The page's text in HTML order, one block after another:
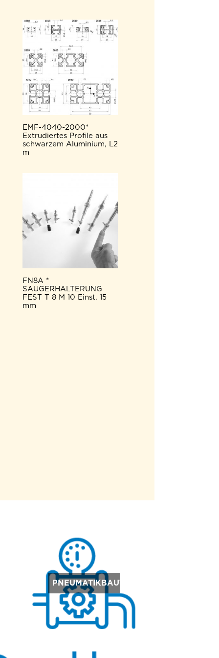
EMF-4040-2000*
Extrudiertes Profile aus
schwarzem Aluminium, L2
m
FN8A *
SAUGERHALTERUNG
FEST T 8 M 10 Einst. 15
mm
PNEUMATIKBAUTEILE